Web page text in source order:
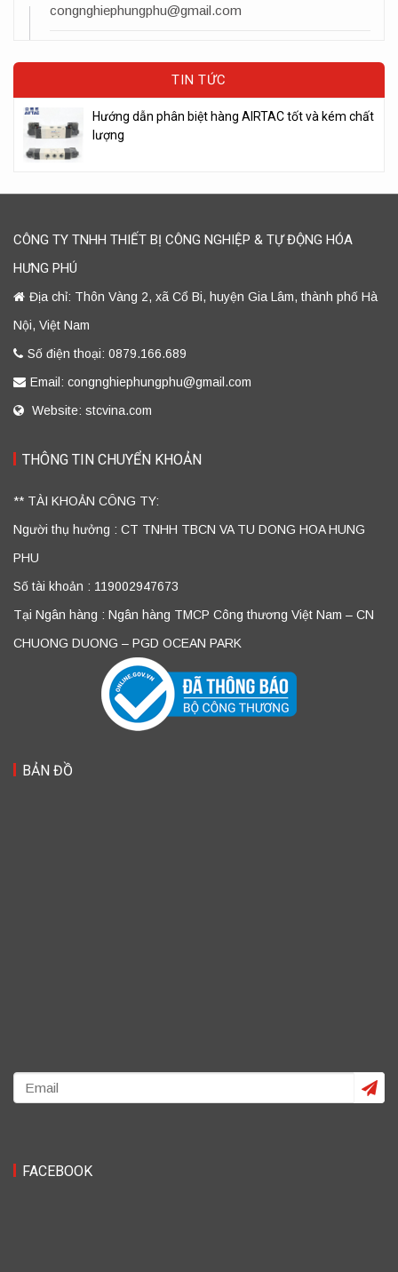
congnghiephungphu@gmail.com
TIN TỨC
Hướng dẫn phân biệt hàng AIRTAC tốt và kém chất
lượng
CÔNG TY TNHH THIẾT BỊ CÔNG NGHIỆP & TỰ ĐỘNG HÓA
HƯNG PHÚ
Địa chỉ: Thôn Vàng 2, xã Cổ Bi, huyện Gia Lâm, thành phố Hà
Nội, Việt Nam
Số điện thoại: 0879.166.689
Email: congnghiephungphu@gmail.com
Website: stcvina.com
THÔNG TIN CHUYỂN KHOẢN
** TÀI KHOẢN CÔNG TY:
Người thụ hưởng : CT TNHH TBCN VA TU DONG HOA HUNG
PHU
Số tài khoản : 119002947673
Tại Ngân hàng : Ngân hàng TMCP Công thương Việt Nam – CN
CHUONG DUONG – PGD OCEAN PARK
BẢN ĐỒ
FACEBOOK